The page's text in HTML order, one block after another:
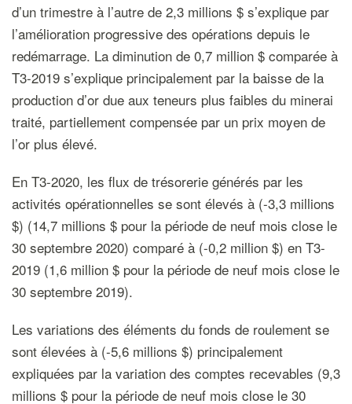
d’un trimestre à l’autre de 2,3 millions $ s’explique par
l’amélioration progressive des opérations depuis le
redémarrage. La diminution de 0,7 million $ comparée à
T3-2019 s’explique principalement par la baisse de la
production d’or due aux teneurs plus faibles du minerai
traité, partiellement compensée par un prix moyen de
l’or plus élevé.
En T3-2020, les flux de trésorerie générés par les
activités opérationnelles se sont élevés à (-3,3 millions
$) (14,7 millions $ pour la période de neuf mois close le
30 septembre 2020) comparé à (-0,2 million $) en T3-
2019 (1,6 million $ pour la période de neuf mois close le
30 septembre 2019).
Les variations des éléments du fonds de roulement se
sont élevées à (-5,6 millions $) principalement
expliquées par la variation des comptes recevables (9,3
millions $ pour la période de neuf mois close le 30